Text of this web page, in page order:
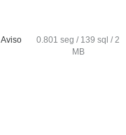
Aviso
0.801 seg / 139 sql / 2
MB